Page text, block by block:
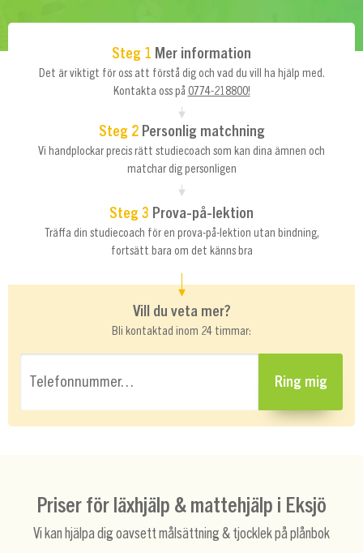
Steg 1 Mer information
Det är viktigt för oss att förstå dig och vad du vill ha hjälp med.
Kontakta oss på 0774-218800!
Steg 2 Personlig matchning
Vi handplockar precis rätt studiecoach som kan dina ämnen och
matchar dig personligen
Steg 3 Prova-på-lektion
Träffa din studiecoach för en prova-på-lektion utan bindning,
fortsätt bara om det känns bra
Vill du veta mer?
Bli kontaktad inom 24 timmar:
Telefonnummer… Ring mig
Priser för läxhjälp & mattehjälp i Eksjö
Vi kan hjälpa dig oavsett målsättning & tjocklek på plånbok